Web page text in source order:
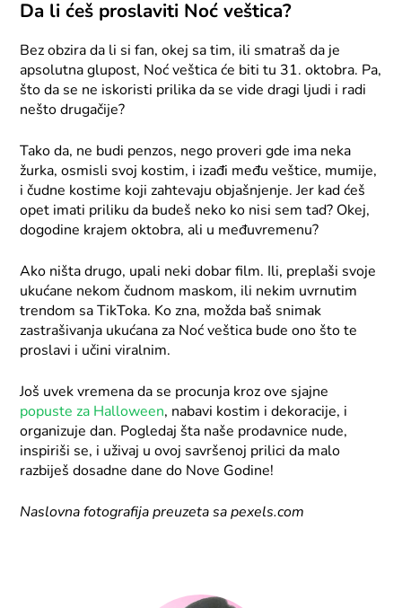
Da li ćeš proslaviti Noć veštica?
Bez obzira da li si fan, okej sa tim, ili smatraš da je
apsolutna glupost, Noć veštica će biti tu 31. oktobra. Pa,
što da se ne iskoristi prilika da se vide dragi ljudi i radi
nešto drugačije?
Tako da, ne budi penzos, nego proveri gde ima neka
žurka, osmisli svoj kostim, i izađi među veštice, mumije,
i čudne kostime koji zahtevaju objašnjenje. Jer kad ćeš
opet imati priliku da budeš neko ko nisi sem tad? Okej,
dogodine krajem oktobra, ali u međuvremenu?
Ako ništa drugo, upali neki dobar film. Ili, preplaši svoje
ukućane nekom čudnom maskom, ili nekim uvrnutim
trendom sa TikToka. Ko zna, možda baš snimak
zastrašivanja ukućana za Noć veštica bude ono što te
proslavi i učini viralnim.
Još uvek vremena da se procunja kroz ove sjajne
popuste za Halloween, nabavi kostim i dekoracije, i
organizuje dan. Pogledaj šta naše prodavnice nude,
inspiriši se, i uživaj u ovoj savršenoj prilici da malo
razbiješ dosadne dane do Nove Godine!
Naslovna fotografija preuzeta sa pexels.com